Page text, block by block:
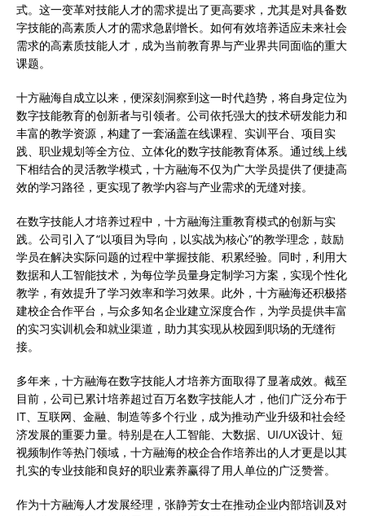
式。这一变革对技能人才的需求提出了更高要求，尤其是对具备数
字技能的高素质人才的需求急剧增长。如何有效培养适应未来社会
需求的高素质技能人才，成为当前教育界与产业界共同面临的重大
课题。
十方融海自成立以来，便深刻洞察到这一时代趋势，将自身定位为
数字技能教育的创新者与引领者。公司依托强大的技术研发能力和
丰富的教学资源，构建了一套涵盖在线课程、实训平台、项目实
践、职业规划等全方位、立体化的数字技能教育体系。通过线上线
下相结合的灵活教学模式，十方融海不仅为广大学员提供了便捷高
效的学习路径，更实现了教学内容与产业需求的无缝对接。
在数字技能人才培养过程中，十方融海注重教育模式的创新与实
践。公司引入了“以项目为导向，以实战为核心”的教学理念，鼓励
学员在解决实际问题的过程中掌握技能、积累经验。同时，利用大
数据和人工智能技术，为每位学员量身定制学习方案，实现个性化
教学，有效提升了学习效率和学习效果。此外，十方融海还积极搭
建校企合作平台，与众多知名企业建立深度合作，为学员提供丰富
的实习实训机会和就业渠道，助力其实现从校园到职场的无缝衔
接。
多年来，十方融海在数字技能人才培养方面取得了显著成效。截至
目前，公司已累计培养超过百万名数字技能人才，他们广泛分布于
IT、互联网、金融、制造等多个行业，成为推动产业升级和社会经
济发展的重要力量。特别是在人工智能、大数据、UI/UX设计、短
视频制作等热门领域，十方融海的校企合作培养出的人才更是以其
扎实的专业技能和良好的职业素养赢得了用人单位的广泛赞誉。
作为十方融海人才发展经理，张静芳女士在推动企业内部培训及对